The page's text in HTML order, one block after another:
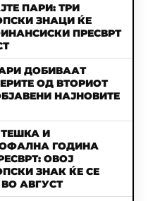
ПАРИ: ТРИ
ЗНАЦИ ЌЕ
ПРЕСВРТ
ДОБИВААТ
ОД ВТОРИОТ
НАЈНОВИТЕ
И
ГОДИНА
ОВОЈ
ЗНАК ЌЕ СЕ
АВГУСТ